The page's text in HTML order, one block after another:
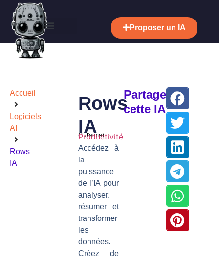
Proposer un IA
Accueil
Logiciels
AI
Rows
IA
Rows
IA
(1J'aime)
Productivité
Accédez à
la
puissance
de l’IA pour
analyser,
résumer et
transformer
les
données.
Créez de
Partager
cette IA